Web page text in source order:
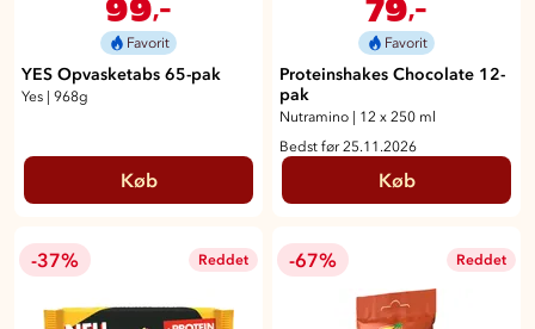
Favorit
YES Opvasketabs 65-pak
Yes 968g
Køb
Favorit
Proteinshakes Chocolate 12-
pak
Nutramino
12 x 250 ml
Bedst før 25.11.2026
Køb
-37% Reddet -67% Reddet